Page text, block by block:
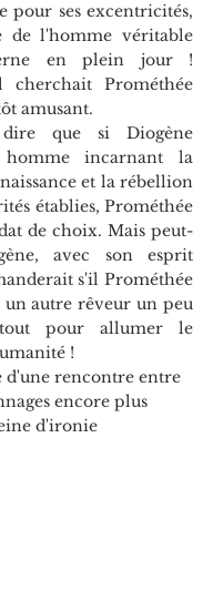
pour ses excentricités,
de l'homme véritable
en plein jour !
cherchait Prométhée
amusant.
que si Diogène
incarnant la
et la rébellion
établies, Prométhée
de choix. Mais peut-
avec son esprit
s'il Prométhée
un autre rêveur un peu
pour allumer le
!
d'une rencontre entre
encore plus
d'ironie